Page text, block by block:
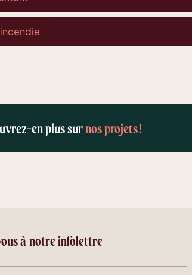
en plus surnos projets!
à notre infolettre